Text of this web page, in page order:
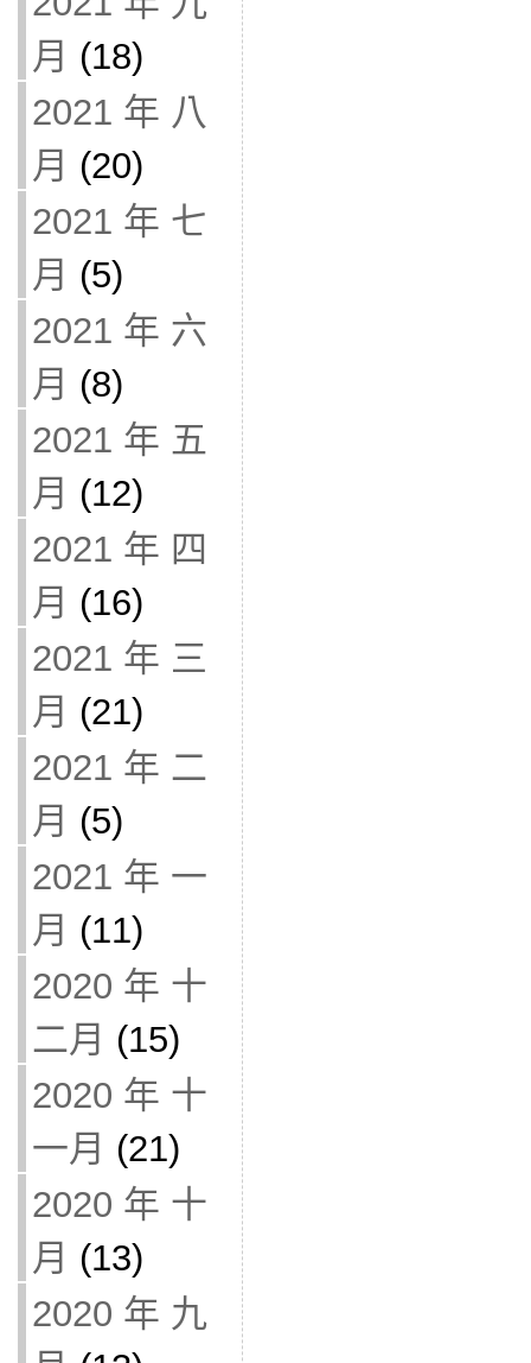
月 (18)
2021 年 八
月 (20)
2021 年 七
月 (5)
2021 年 六
月 (8)
2021 年 五
月 (12)
2021 年 四
月 (16)
2021 年 三
月 (21)
2021 年 二
月 (5)
2021 年 一
月 (11)
2020 年 十
二月 (15)
2020 年 十
一月 (21)
2020 年 十
月 (13)
2020 年 九